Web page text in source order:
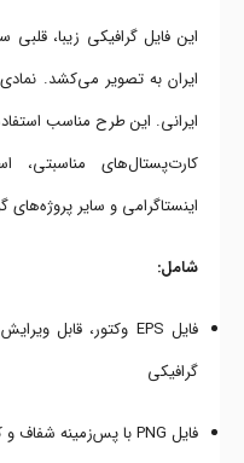
این فایل گرافیکی زیبا،
ایران به تصویر می‌کشد.
ایرانی. این طرح مناسب
کارت‌پستال‌های
اینستاگرامی و سایر
شامل:
گرافیکی
فایل PNG با پس‌زمینه شفاف و کیفیت بالا